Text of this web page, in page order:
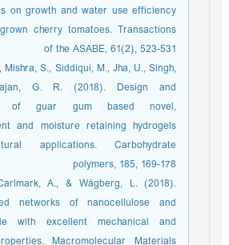
on growth and water use efficiency
cherry tomatoes. Transactions
of the ASABE, 61(2), 523-531
Mishra, S., Siddiqui, M., Jha, U., Singh,
G. R. (2018). Design and
of guar gum based novel,
and moisture retaining hydrogels
applications. Carbohydrate
polymers, 185, 169-178
A., & Wågberg, L. (2018).
networks of nanocellulose and
with excellent mechanical and